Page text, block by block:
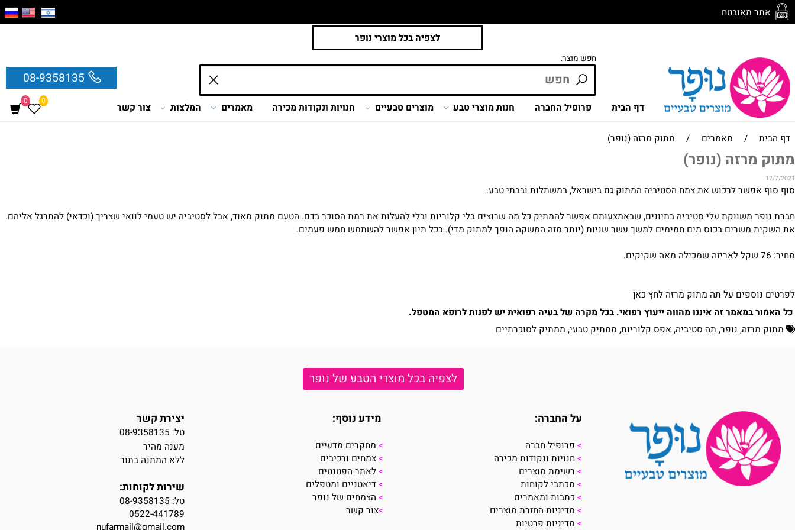
מאובטח
לצפיה בכל מוצרי נופר
חפש מוצר:
08-9358135
0 0
דף הבית פרופיל החברה חנות מוצרי טבע מוצרים טבעיים חנויות ונקודות מכירה מאמרים המלצות צור קשר
/ מאמרים / מתוק מרזה (נופר)
(נופר)
לרכוש את צמח הסטיביה המתוק גם בישראל, במשתלות ובבתי טבע.
משווקתעלי סטיביה בתיונים, שבאמצעותם אפשר להמתיק כל מה שרוצים בלי קלוריות ובלי להעלות את רמת הסוכר בדם. הטעם מתוק מאוד, אבל לסטיביה יש טעמי לוואי שצריך (וכדאי) להתרגל אליהם.
משרים בכוס מים חמימים למשך עשר שניות (יותר מזה המשקה הופך למתוק מדי). בכל תיון אפשר להשתמש חמש פעמים.
על תה מתוק מרזה לחץכאן
במאמר זה איננו מהווה ייעוץ רפואי. בכל מקרה של בעיה רפואית יש לפנות לרופא המטפל.
לצפיה בכל מוצרי הטבע של נופר
פרופיל חברה
חנויות ונקודות מכירה
רשימת מוצרים
מכתבי לקוחות
כתבות ומאמרים
מחקרים מדעיים
צמחים ורכיבים
לאתר הפטנטים
דיאטניים ומטפלים
הצמחים של נופר
יצירת קשר
טל: 08-9358135
מענה מהיר
ללא המתנה בתור
שירות לקוחות:
טל:08-9358135